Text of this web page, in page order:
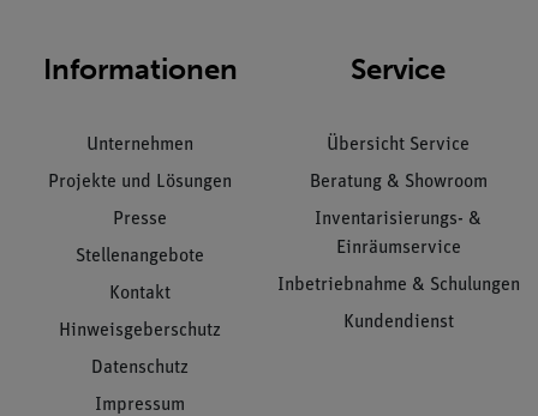
Informationen
Unternehmen
Projekte und Lösungen
Presse
Stellenangebote
Kontakt
Hinweisgeberschutz
Datenschutz
Impressum
Service
Übersicht Service
Beratung & Showroom
Inventarisierungs- &
Einräumservice
Inbetriebnahme & Schulungen
Kundendienst